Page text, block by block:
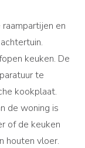
en
keuken. De
te
kookplaat.
de woning is
of de keuken
houten vloer.